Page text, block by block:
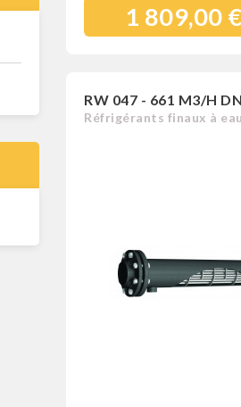
1 809,00 €
RW 047 - 661 M3/H
Réfrigérants finaux à